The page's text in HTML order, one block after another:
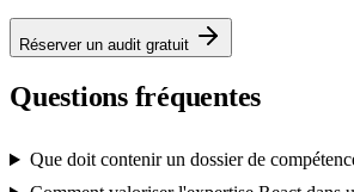
Réserver un audit gratuit
Questions fréquentes
Que doit contenir un dossier de